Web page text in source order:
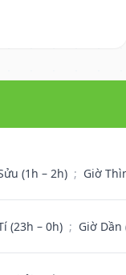
(1h – 2h) ; Giờ
(23h – 0h) ; Giờ Dần